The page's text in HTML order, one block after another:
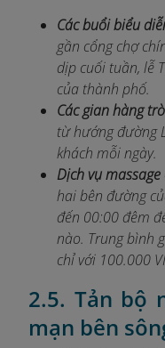
Các buổi biểu
gần cổng chợ
dịp cuối tuần, lễ
của thành phố.
Các gian hàng
từ hướng đường
khách mỗi ngày.
Dịch vụ massage
hai bên đường
đến 00:00 đêm
nào. Trung bình
chỉ với 100.000
2.5. Tản bộ
mạn bên